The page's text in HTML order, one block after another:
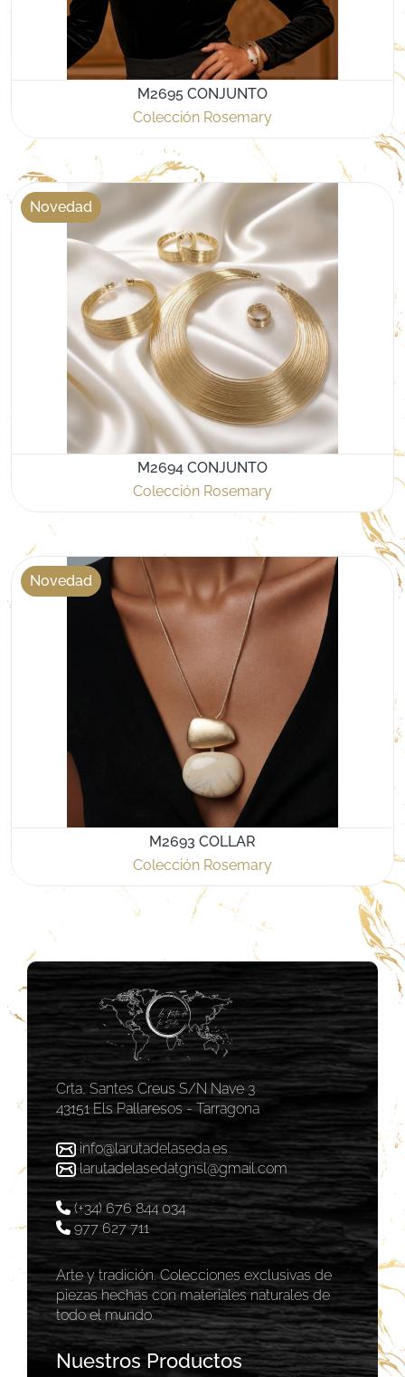
M2695 CONJUNTO
Colección Rosemary
Novedad
M2694 CONJUNTO
Colección Rosemary
Novedad
M2693 COLLAR
Colección Rosemary
Crta, Santes Creus S/N Nave 3
43151 Els Pallaresos - Tarragona
info@larutadelaseda.es
larutadelasedatgnsl@gmail.com
(+34) 676 844 034
977 627 711
Arte y tradición. Colecciones exclusivas de
piezas hechas con materiales naturales de
todo el mundo.
Nuestros Productos